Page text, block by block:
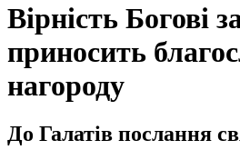
Вірність Богові
приносить
нагороду
До Галатів послання